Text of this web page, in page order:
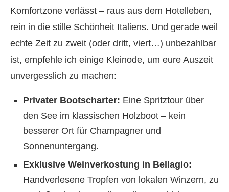
Komfortzone verlässt – raus aus dem Hotelleben,
rein in die stille Schönheit Italiens. Und gerade weil
echte Zeit zu zweit (oder dritt, viert…) unbezahlbar
ist, empfehle ich einige Kleinode, um eure Auszeit
unvergesslich zu machen:
Privater Bootscharter: Eine Spritztour über
den See im klassischen Holzboot – kein
besserer Ort für Champagner und
Sonnenuntergang.
Exklusive Weinverkostung in Bellagio:
Handverlesene Tropfen von lokalen Winzern, zu